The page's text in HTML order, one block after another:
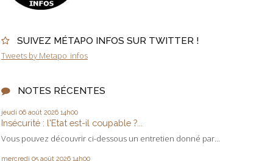
SUIVEZ MÉTAPO INFOS SUR TWITTER !
Tweets by Metapo_infos
NOTES RÉCENTES
jeudi 06 août 2026 14h00
Insécurité : l'Etat est-il coupable ?...
Vous pouvez découvrir ci-dessous un entretien donné par...
mercredi 05 août 2026 14h00